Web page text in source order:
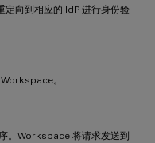
向到相应的 IdP 进行身份验
。
。Workspace 将请求发送到